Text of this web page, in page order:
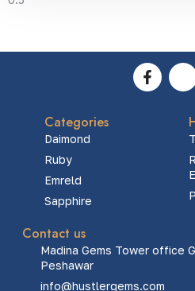
Categories
Daimond
Ruby
Emreld
Sapphire
Contact us
Madina Gems Tower office
Peshawar
info@hustlergems.com